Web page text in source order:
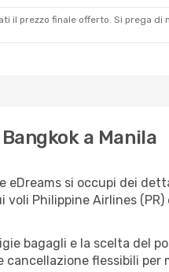
il ​​prezzo finale offerto. Si prega di
a Manila
eDreams si occupi dei
Philippine Airlines (PR)
bagagli e la scelta del
cancellazione flessibili per